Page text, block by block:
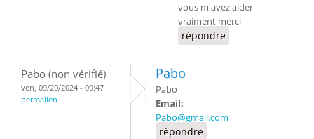
vous m'avez aider
vraiment merci
répondre
Pabo (non vérifié)
ven, 09/20/2024 - 09:47
permalien
Pabo
Pabo
Email:
Pabo@gmail.com
répondre